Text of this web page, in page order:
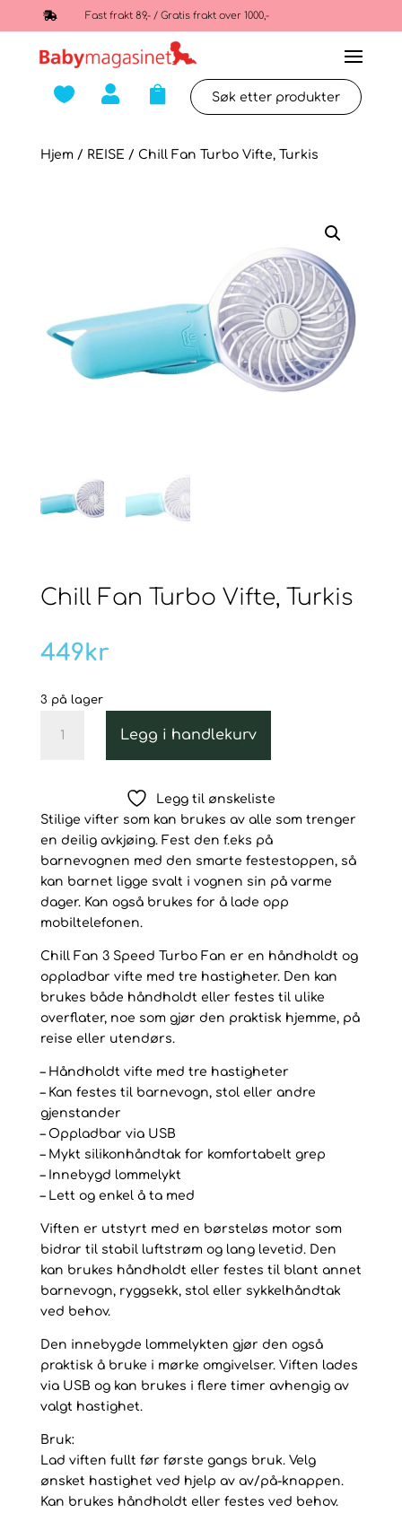
 Fast frakt 89,- / Gratis frakt over 1000,-
  
Hjem/ REISE / Chill Fan Turbo Vifte, Turkis
Chill Fan Turbo Vifte, Turkis
449kr
3 på lager
Fan
antall
Legg i handlekurv
Legg til ønskeliste
Stilige vifter som kan brukes av alle som trenger
en deilig avkjøing. Fest den f.eks på
barnevognen med den smarte festestoppen, så
kan barnet ligge svalt i vognen sin på varme
dager. Kan også brukes for å lade opp
mobiltelefonen.
Chill Fan 3 Speed Turbo Fan er en håndholdt og
oppladbar vifte med tre hastigheter. Den kan
brukes både håndholdt eller festes til ulike
overflater, noe som gjør den praktisk hjemme, på
reise eller utendørs.
– Håndholdt vifte med tre hastigheter
– Kan festes til barnevogn, stol eller andre
gjenstander
– Oppladbar via USB
– Mykt silikonhåndtak for komfortabelt grep
– Innebygd lommelykt
– Lett og enkel å ta med
Viften er utstyrt med en børsteløs motor som
bidrar til stabil luftstrøm og lang levetid. Den
kan brukes håndholdt eller festes til blant annet
barnevogn, ryggsekk, stol eller sykkelhåndtak
ved behov.
Den innebygde lommelykten gjør den også
praktisk å bruke i mørke omgivelser. Viften lades
via USB og kan brukes i flere timer avhengig av
valgt hastighet.
Bruk:
Lad viften fullt før første gangs bruk. Velg
ønsket hastighet ved hjelp av av/på-knappen.
Kan brukes håndholdt eller festes ved behov.